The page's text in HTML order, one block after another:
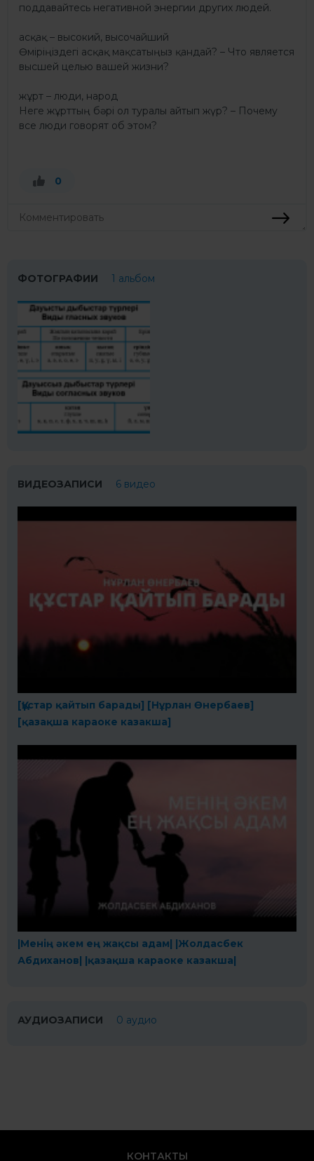
поддавайтесь негативной энергии других людей.
асқақ – высокий, высочайший
Өміріңіздегі асқақ мақсатыңыз қандай? – Что является
высшей целью вашей жизни?
жұрт – люди, народ
Неге жұрттың бәрі ол туралы айтып жүр? – Почему
все люди говорят об этом?
0
ФОТОГРАФИИ 1 альбом
ВИДЕОЗАПИСИ 6 видео
[Құстар қайтып барады] [Нұрлан Өнербаев]
[қазақша караоке казакша]
|Менің әкем ең жақсы адам| |Жолдасбек
Абдиханов| |қазақша караоке казакша|
АУДИОЗАПИСИ 0 аудио
КОНТАКТЫ